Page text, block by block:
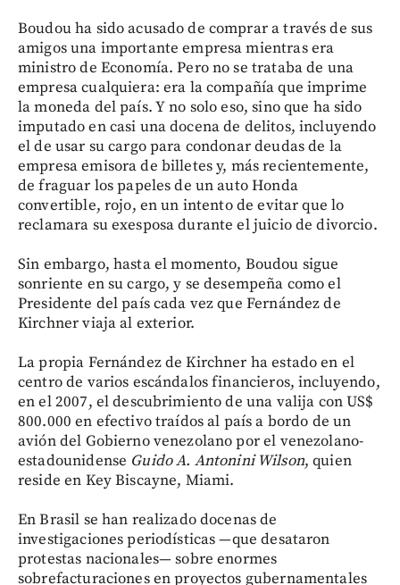
Boudou ha sido acusado de comprar a través de sus
amigos una importante empresa mientras era
ministro de Economía. Pero no se trataba de una
empresa cualquiera: era la compañía que imprime
la moneda del país. Y no solo eso, sino que ha sido
imputado en casi una docena de delitos, incluyendo
el de usar su cargo para condonar deudas de la
empresa emisora de billetes y, más recientemente,
de fraguar los papeles de un auto Honda
convertible, rojo, en un intento de evitar que lo
reclamara su exesposa durante el juicio de divorcio.
Sin embargo, hasta el momento, Boudou sigue
sonriente en su cargo, y se desempeña como el
Presidente del país cada vez que Fernández de
Kirchner viaja al exterior.
La propia Fernández de Kirchner ha estado en el
centro de varios escándalos financieros, incluyendo,
en el 2007, el descubrimiento de una valija con US$
800.000 en efectivo traídos al país a bordo de un
avión del Gobierno venezolano por el venezolano-
estadounidense Guido A. Antonini Wilson, quien
reside en Key Biscayne, Miami.
En Brasil se han realizado docenas de
investigaciones periodísticas —que desataron
protestas nacionales— sobre enormes
sobrefacturaciones en proyectos gubernamentales